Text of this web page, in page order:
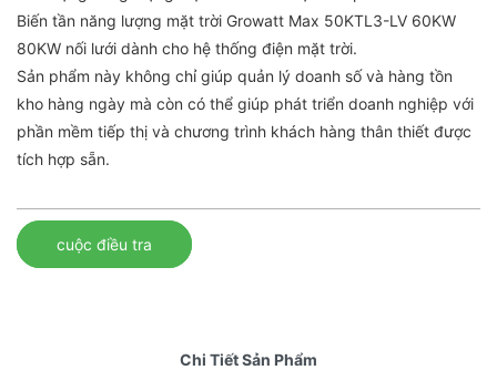
Biến tần năng lượng mặt trời Growatt Max 50KTL3-LV 60KW
80KW nối lưới dành cho hệ thống điện mặt trời.
Sản phẩm này không chỉ giúp quản lý doanh số và hàng tồn
kho hàng ngày mà còn có thể giúp phát triển doanh nghiệp với
phần mềm tiếp thị và chương trình khách hàng thân thiết được
tích hợp sẵn.
cuộc điều tra
Chi Tiết Sản Phẩm